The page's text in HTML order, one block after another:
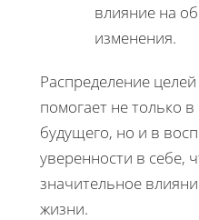
влияние на
изменения.
Распределение
помогает не только
будущего, но и в
уверенности в себе,
значительное
жизни.